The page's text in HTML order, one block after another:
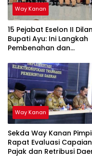
Way Kanan
15 Pejabat Eselon II
Bupati Ayu: Ini Langkah
Pembenahan dan
Way Kanan
Sekda Way Kanan
Rapat Evaluasi Capaian
Pajak dan Retribusi